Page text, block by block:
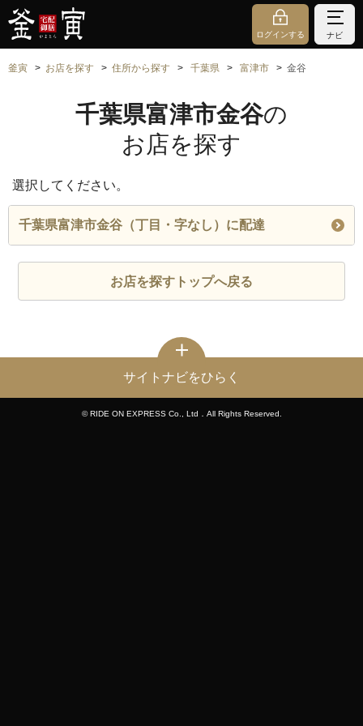
ログインする ナビ
釜寅 お店を探す 住所から探す 千葉県 富津市 金谷
千葉県富津市金谷の
お店を探す
選択してください。
千葉県富津市金谷（丁目・字なし）に配達
お店を探すトップへ戻る
サイトナビをひらく
© RIDE ON EXPRESS Co., Ltd．All Rights Reserved.